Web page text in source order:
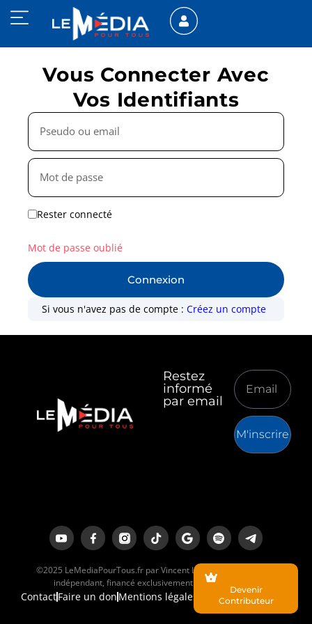
Vous Connecter Avec
Vos Identifiants
Rester connecté
Connexion
Mot de passe oublié
Si vous n'avez pas de compte :Créez un compte
Restez
informé
par email
M'inscrire
©2025 LeMediaPourTous.fr par Vincent Lapierre est un média
indépendant, financé exclusivement par ses lecteurs.
ContactFaire un don Mentions légales
Devenir
Contributeur